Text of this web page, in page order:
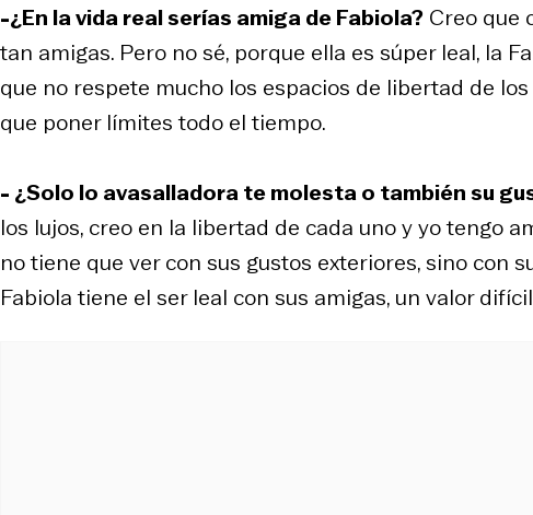
-¿En la vida real serías amiga de Fabiola? Creo que
tan amigas. Pero no sé, porque ella es súper leal, la
que no respete mucho los espacios de libertad de
que poner límites todo el tiempo.
- ¿Solo lo avasalladora te molesta o también su
los lujos, creo en la libertad de cada uno y yo tengo
no tiene que ver con sus gustos exteriores, sino con
Fabiola tiene el ser leal con sus amigas, un valor